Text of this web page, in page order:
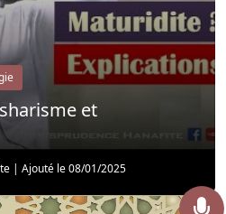
et
| Ajouté le 08/01/2025